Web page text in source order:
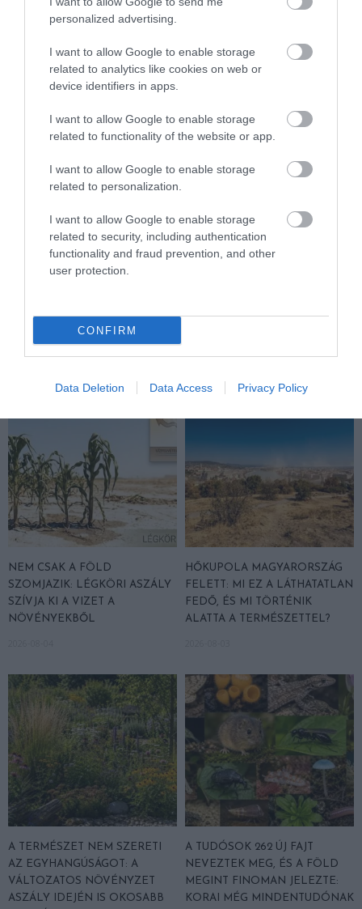
personalized advertising.
I want to allow Google to enable storage
related to analytics like cookies on web or
device identifiers in apps.
I want to allow Google to enable storage
related to functionality of the website or app.
I want to allow Google to enable storage
related to personalization.
I want to allow Google to enable storage
related to security, including authentication
functionality and fraud prevention, and other
user protection.
CONFIRM
Data Deletion Data Access Privacy Policy
KIRÁNDULÁS PANNONHALMA
GYÓGYNÖVÉNYKERTBE ÉS
NEM CSAK A FÖLD
SZOMJAZIK: LÉGKÖRI ASZÁLY
SZÍVJA KI A VIZET A
NÖVÉNYEKBŐL
HŐKUPOLA MAGYARORSZÁG
FELETT: MI EZ A LÁTHATATLAN
FEDŐ, ÉS MI TÖRTÉNIK
ALATTA A TERMÉSZETTEL?
A TERMÉSZET NEM SZERETI
AZ EGYHANGÚSÁGOT: A
VÁLTOZATOS NÖVÉNYZET
ASZÁLY IDEJÉN IS OKOSABB
A TUDÓSOK 262 ÚJ FAJT
NEVEZTEK MEG, ÉS A FÖLD
MEGINT FINOMAN JELEZTE:
KORAI MÉG MINDENTUDÓNAK